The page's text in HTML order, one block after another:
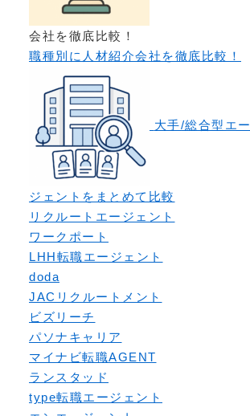
会社を徹底比較！
職種別に人材紹介会社を徹底比較！
大手/総合型エー
ジェントをまとめて比較
リクルートエージェント
ワークポート
LHH転職エージェント
doda
JACリクルートメント
ビズリーチ
パソナキャリア
マイナビ転職AGENT
ランスタッド
type転職エージェント